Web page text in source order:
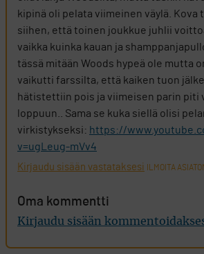
kipinä oli pelata viimeinen väylä. Kova
siihen, että toinen joukkue juhlii
vaikka kuinka kauan ja
tässä mitään Woods hypeä ole mutta
vaikutti farssilta, että kaiken tuon
hätistettiin pois ja viimeisen parin piti
loppuun.. Sama se kuka siellä olisi
virkistykseksi: https://
v=ugLeug-mVv4
Kirjaudu sisään vastataksesi ILMOITA
Oma kommentti
Kirjaudu sisään